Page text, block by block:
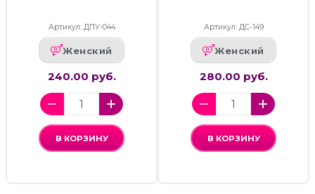
Артикул: ДПУ-044
Женский
240.00 руб.
В КОРЗИНУ
Артикул: ДС-149
Женский
280.00 руб.
В КОРЗИНУ